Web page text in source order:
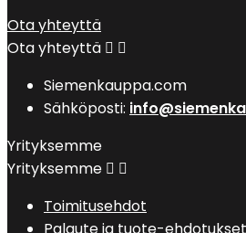
Ota yhteyttä
Ota yhteyttä  
Siemenkauppa.com
Sähköposti:
Yrityksemme
Yrityksemme  
Toimitusehdot